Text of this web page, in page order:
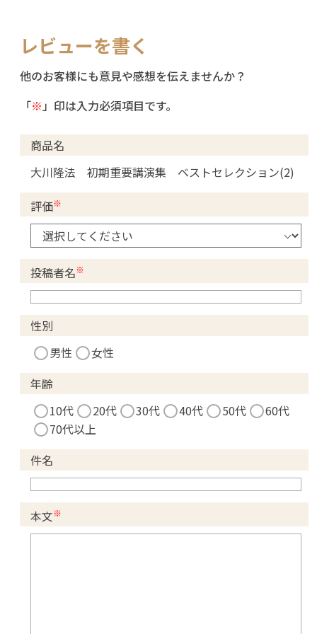
レビューを書く
他のお客様にも意見や感想を伝えませんか？
「※ 」印は入力必須項目です。
商品名
大川隆法 初期重要講演集 ベストセレクション(2)
評価※
投稿者名※
性別
男性
女性
年齢
10代
20代 30代 40代 50代
60代
70代以上
件名
本文※